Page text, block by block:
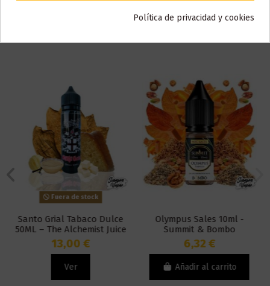
Fuera de stock
Santo Grial Tabaco Dulce
50ML – The Alchemist Juice
13,00 €
Ver
Olympus Sales 10ml -
Summit & Bombo
6,32 €
Añadir al carrito
Política de privacidad y cookies